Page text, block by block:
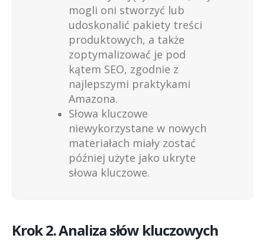
mogli oni stworzyć lub
udoskonalić pakiety treści
produktowych, a także
zoptymalizować je pod
kątem SEO, zgodnie z
najlepszymi praktykami
Amazona.
Słowa kluczowe
niewykorzystane w nowych
materiałach miały zostać
później użyte jako ukryte
słowa kluczowe.
Krok 2. Analiza słów kluczowych